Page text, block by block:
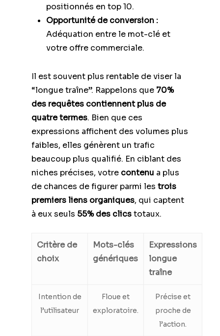
positionnés en top 10.
Opportunité de conversion :
Adéquation entre le mot-clé et
votre offre commerciale.
Il est souvent plus rentable de viser la
“longue traîne”. Rappelons que 70%
des requêtes contiennent plus de
quatre termes. Bien que ces
expressions affichent des volumes plus
faibles, elles génèrent un trafic
beaucoup plus qualifié. En ciblant des
niches précises, votre contenu a plus
de chances de figurer parmi les trois
premiers liens organiques, qui captent
à eux seuls 55% des clicstotaux.
Critère de
choix
Mots-clés
génériques
Expressions
longue
traîne
Intention de
l’utilisateur
Floue et
exploratoire.
Précise et
proche de
l’action.